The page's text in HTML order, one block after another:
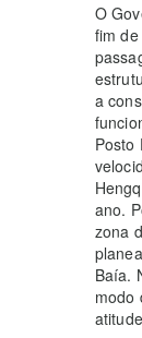
O
fim
a
Posto
ano.
zona
Baía.
modo